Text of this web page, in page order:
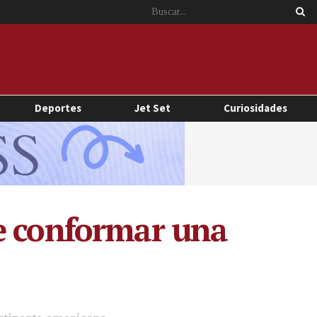
Deportes Jet Set Curiosidades
conformar una